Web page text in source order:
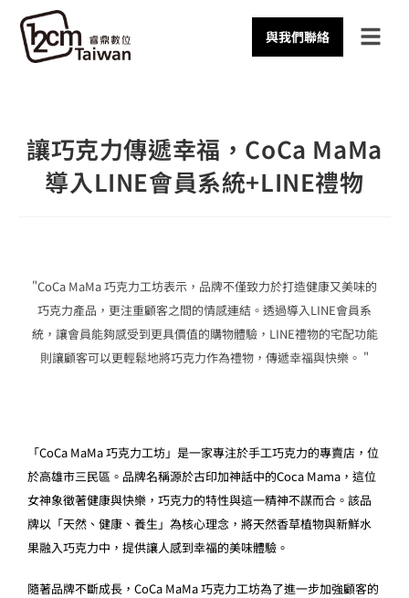
與我們聯絡
讓巧克力傳遞幸福，CoCa MaMa
導入LINE會員系統+LINE禮物
"CoCa MaMa 巧克力工坊表示，品牌不僅致力於打造健康又美味的
巧克力產品，更注重顧客之間的情感連結。透過導入LINE會員系
統，讓會員能夠感受到更具價值的購物體驗，LINE禮物的宅配功能
則讓顧客可以更輕鬆地將巧克力作為禮物，傳遞幸福與快樂。 "
「CoCa MaMa 巧克力工坊」是一家專注於手工巧克力的專賣店，位
於高雄市三民區。品牌名稱源於古印加神話中的Coca Mama，這位
女神象徵著健康與快樂，巧克力的特性與這一精神不謀而合。該品
牌以「天然、健康、養生」為核心理念，將天然香草植物與新鮮水
果融入巧克力中，提供讓人感到幸福的美味體驗。
隨著品牌不斷成長，CoCa MaMa 巧克力工坊為了進一步加強顧客的